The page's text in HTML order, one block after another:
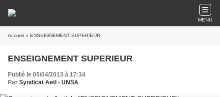
MENU
Accueil » ENSEIGNEMENT SUPERIEUR
ENSEIGNEMENT SUPERIEUR
Publié le 05/04/2013 à 17:34
Par Syndicat AetI - UNSA